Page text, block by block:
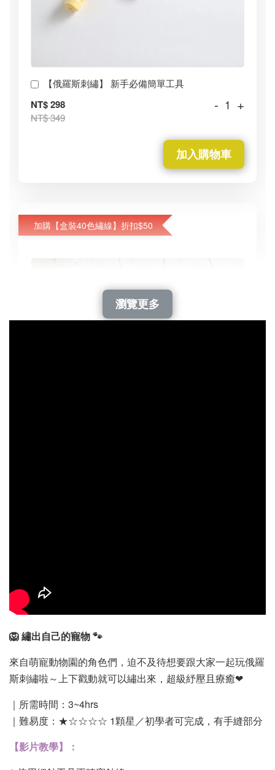
【俄羅斯刺繡】 新手必備簡單工具
NT$ 298
NT$ 349
- +
加入購物車
加購【盒裝40色繡線】折扣$50
瀏覽更多
🦁 繡出自己的寵物 🐾
來自萌寵動物園的角色們，迫不及待想要跟大家一起玩俄羅
斯刺繡啦～上下戳動就可以繡出來，超級紓壓且療癒❤︎
｜所需時間：3~4hrs
｜難易度：★☆☆☆☆ 1顆星／初學者可完成，有手縫部分
【影片教學】：